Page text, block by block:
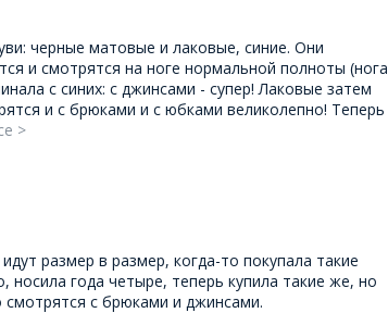
черные матовые и лаковые, синие. Они
и смотрятся на ноге нормальной полноты (нога
с синих: с джинсами - супер! Лаковые затем
и с брюками и с юбками великолепно! Теперь
>
размер в размер, когда-то покупала такие
носила года четыре, теперь купила такие же, но
с брюками и джинсами.